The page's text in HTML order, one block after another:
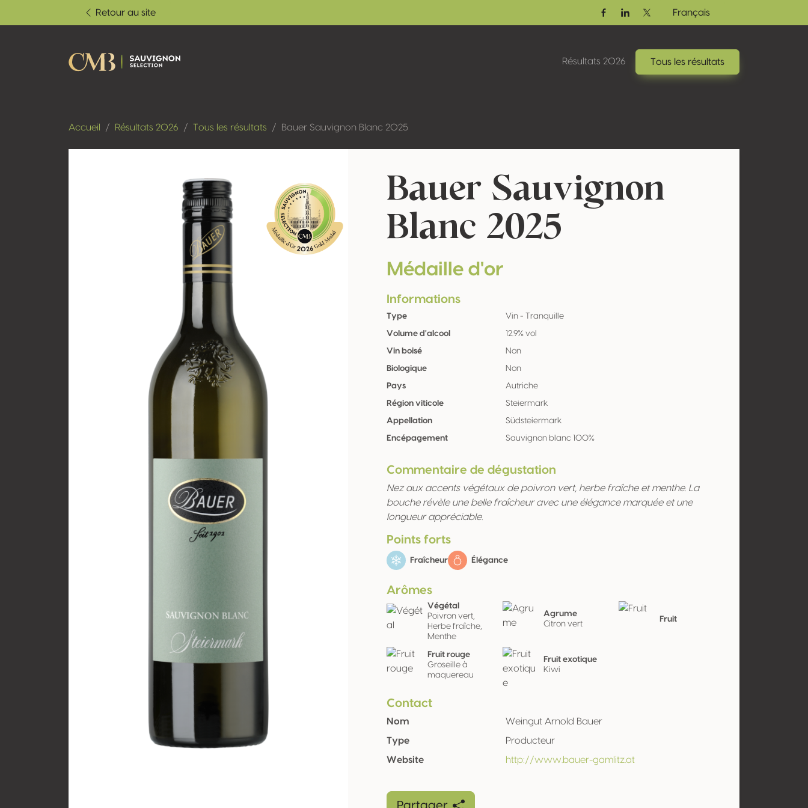
Retour au site
FacebookLinkedinTwitter / X
Français
Résultats 2026 Tous les résultats
Accueil Résultats 2026 Tous les résultats Bauer Sauvignon Blanc 2025
Bauer Sauvignon
Blanc 2025
Médaille d'or
Informations
Type Vin - Tranquille
Volume d'alcool 12.9% vol
Vin boisé Non
Biologique Non
Pays Autriche
Région viticole Steiermark
Appellation Südsteiermark
Encépagement Sauvignon blanc 100%
Commentaire de dégustation
Nez aux accents végétaux de poivron vert, herbe fraîche et menthe. La
bouche révèle une belle fraîcheur avec une élégance marquée et une
longueur appréciable.
Points forts
Fraîcheur Élégance
Arômes
Végétal
Poivron vert,
Herbe fraîche,
Menthe
Agrume
Citron vert
Fruit
Fruit rouge
Groseille à
maquereau
Fruit exotique
Kiwi
Contact
Nom
Weingut Arnold Bauer
Type
Producteur
Website
http://www.bauer-gamlitz.at
Partager